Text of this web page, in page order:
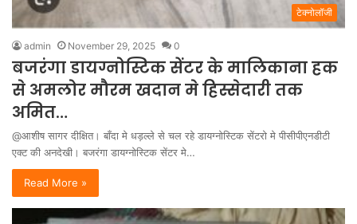
टेक्नोलॉजी
admin November 29, 2025 0
बजरंगा डायग्नोस्टिक सेंटर के मालिकाना हक
से अमलोर मौरम खदान मे हिस्सेदारी तक
अमित…
@आशीष सागर दीक्षित। बाँदा मे धड़ल्ले से चल रहे डायग्नोस्टिक सेंटरो मे पीसीपीएनडीटी
एक्ट की अनदेखी। बजरंगा डायग्नोस्टिक सेंटर मे…
Read More »